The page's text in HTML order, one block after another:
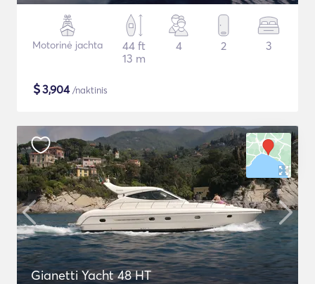
Motorinė jachta
44 ft
13 m
4 2 3
$3,904/naktinis
Gianetti Yacht 48 HT